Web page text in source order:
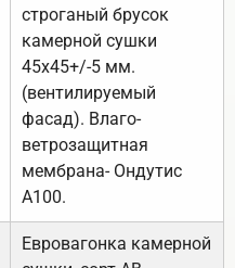
строганый брусок
камерной сушки
45х45+/-5 мм.
(вентилируемый
фасад). Влаго-
ветрозащитная
мембрана- Ондутис
А100.
Евровагонка камерной